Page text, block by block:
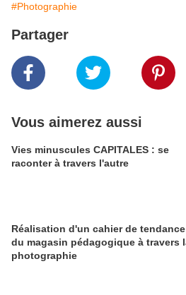
#Photographie
Partager
Vous aimerez aussi
Vies minuscules CAPITALES : se
raconter à travers l'autre
Réalisation d'un cahier de tendance
du magasin pédagogique à travers la
photographie